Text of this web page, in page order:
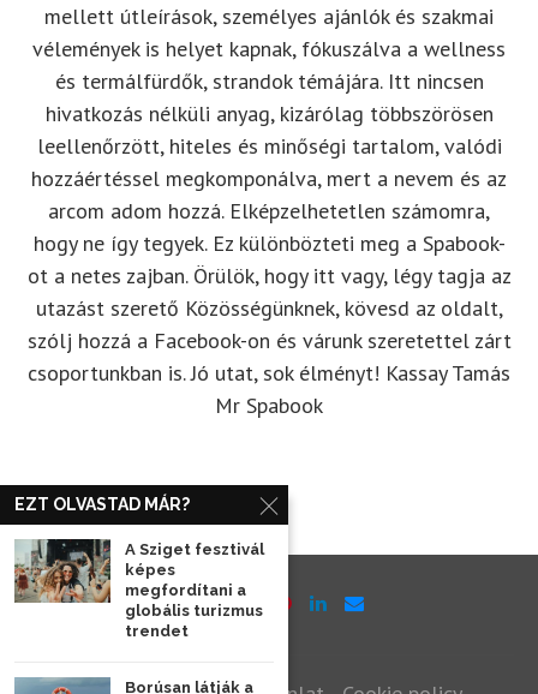
mellett útleírások, személyes ajánlók és szakmai
vélemények is helyet kapnak, fókuszálva a wellness
és termálfürdők, strandok témájára. Itt nincsen
hivatkozás nélküli anyag, kizárólag többszörösen
leellenőrzött, hiteles és minőségi tartalom, valódi
hozzáértéssel megkomponálva, mert a nevem és az
arcom adom hozzá. Elképzelhetetlen számomra,
hogy ne így tegyek. Ez különbözteti meg a Spabook-
ot a netes zajban. Örülök, hogy itt vagy, légy tagja az
utazást szerető Közösségünknek, kövesd az oldalt,
szólj hozzá a Facebook-on és várunk szeretettel zárt
csoportunkban is. Jó utat, sok élményt! Kassay Tamás
Mr Spabook
EZT OLVASTAD MÁR?
A Sziget fesztivál
képes
megfordítani a
globális turizmus
trendet
Borúsan látják a